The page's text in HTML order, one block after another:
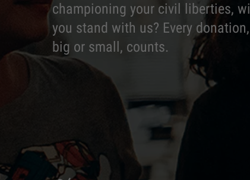
championing your civil liberties, will
you stand with us? Every donation,
big or small, counts.